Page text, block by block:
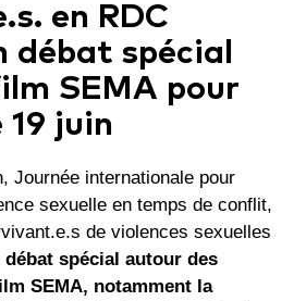
en RDC
débat spécial
SEMA pour
19 juin
Journée internationale pour
sexuelle en temps de conflit,
de violences sexuelles
débat spécial autour des
SEMA, notamment la